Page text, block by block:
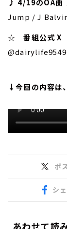
♪ 4/19のOA曲
Jump / J
☆ 番組公式
↓今回の内容は
ポ
シ
あわせて読